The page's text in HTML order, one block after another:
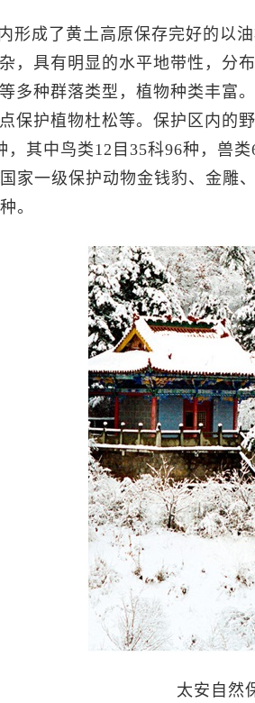
形成了黄土高原保存完好的以
，具有明显的水平地带性，分
多种群落类型，植物种类丰富
保护植物杜松等。保护区内的
，其中鸟类12目35科96种，兽
家一级保护动物金钱豹、金雕
。
太安自然